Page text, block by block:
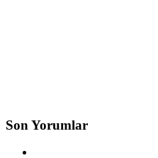
Son Yorumlar